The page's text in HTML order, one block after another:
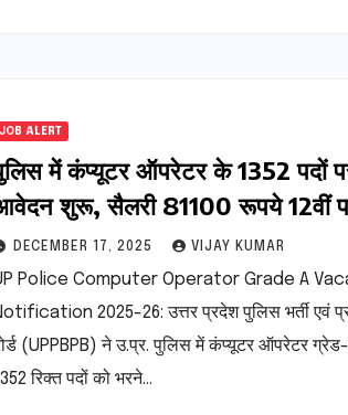
JOB ALERT
में कंप्यूटर ऑपरेटर के 1352 पदों
शुरू, सैलरी 81100 रूपये 12वीं
तक अप्लाई करें
DECEMBER 17, 2025 VIJAY KUMAR
Police Computer Operator Grade A
2025-26: उत्तर प्रदेश पुलिस भर्ती एवं
(UPPBPB) ने उ.प्र. पुलिस में कंप्यूटर ऑपरेटर
रिक्त पदों को भरने…